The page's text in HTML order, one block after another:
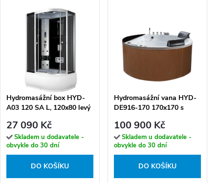
Hydromasážní box HYD-
A03 120 SA L, 120x80 levý
27 090 Kč
Skladem u dodavatele -
obvykle do 30 dní
DO KOŠÍKU
Hydromasážní vana HYD-
DE916-170 170x170 s
100 900 Kč
Skladem u dodavatele -
obvykle do 30 dní
DO KOŠÍKU